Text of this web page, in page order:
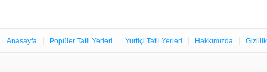
Anasayfa Popüler Tatil Yerleri Yurtiçi Tatil Yerleri Hakkımızda